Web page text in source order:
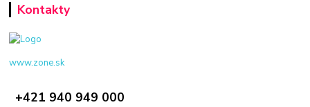
Kontakty
www.zone.sk
+421 940 949 000